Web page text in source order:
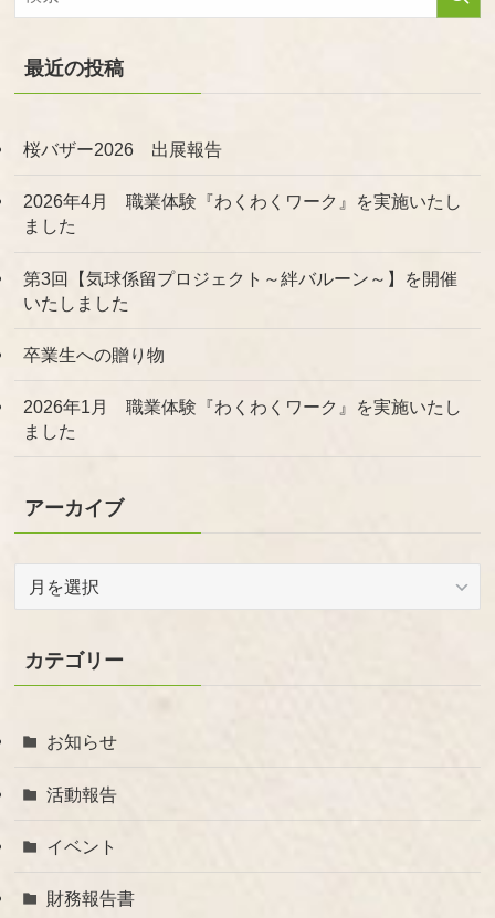
最近の投稿
桜バザー2026 出展報告
2026年4月 職業体験『わくわくワーク』を実施いたし
ました
第3回【気球係留プロジェクト～絆バルーン～】を開催
いたしました
卒業生への贈り物
2026年1月 職業体験『わくわくワーク』を実施いたし
ました
アーカイブ
イ
ブ
カテゴリー
お知らせ
活動報告
イベント
財務報告書